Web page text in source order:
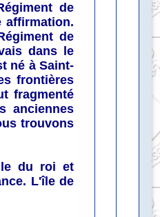
de
affirmation.
de
dans le
né à Saint-
frontières
fragmenté
anciennes
trouvons
du roi et
L'île de